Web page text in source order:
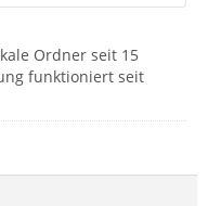
Ordner seit 15
funktioniert seit